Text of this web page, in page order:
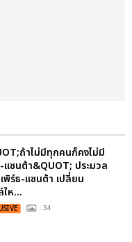
ถ้าไม่มีทุกคนก็คงไม่มี
แซนต้า&QUOT; ประมวล
พิร์ธ-แซนต้า เปลี่ยน
ห...
: 34